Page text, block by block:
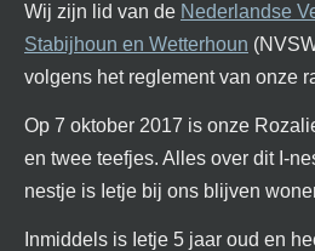
Wij zijn lid van de Nederlandse
Stabijhoun en Wetterhoun
volgens het reglement van onze
Op 7 oktober 2017 is onze
en twee teefjes. Alles over dit I-
nestje is Ietje bij ons blijven
Inmiddels is Ietje 5 jaar oud en